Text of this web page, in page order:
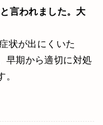
言われました。大
状が出にくいた
早期から適切に対処